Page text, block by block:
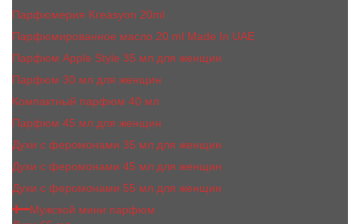
Парфюмерия Kreasyon 20ml
Парфюмированное масло 20 ml Made In UAE
Парфюм Apple Style 35 мл для женщин
Парфюм 30 мл для женщин
Компактный парфюм 40 мл
Парфюм 45 мл для женщин
Духи с феромонами 35 мл для женщин
Духи с феромонами 45 мл для женщин
Духи с феромонами 55 мл для женщин
Мужской мини парфюм